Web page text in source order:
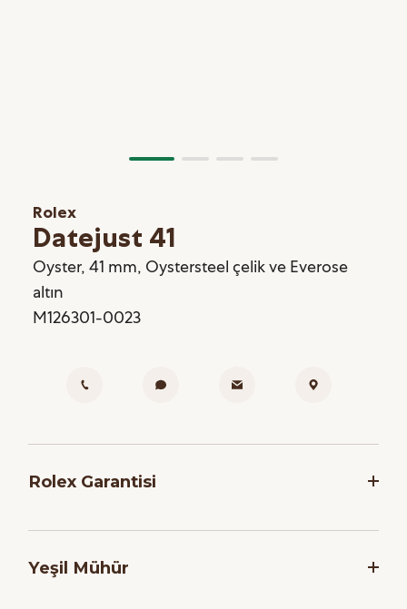
Rolex
Datejust 41
Oyster, 41 mm, Oystersteel çelik ve Everose
altın
M126301-0023
Rolex Garantisi
garanti etmek adına, her saati montaj işlemi
Yeşil Mühür